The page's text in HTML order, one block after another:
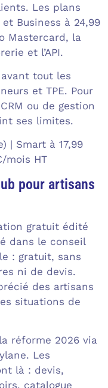
Les plans
Business à 24,99
Mastercard, la
et l’API.
tout les
et TPE. Pour
ou de gestion
ses limites.
| Smart à 17,99
mois HT
pour artisans
gratuit édité
dans le conseil
: gratuit, sans
ni de devis.
des artisans
situations de
réforme 2026 via
Les
là : devis,
catalogue